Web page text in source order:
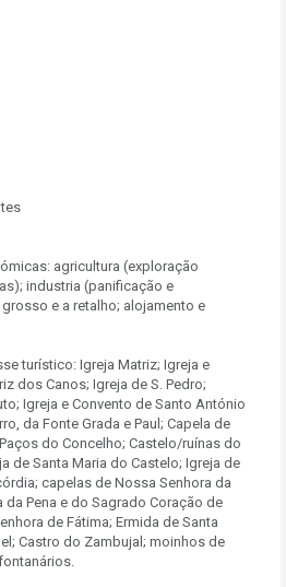
agricultura (exploração
industria (panificação e
e a retalho; alojamento e
turístico: Igreja Matriz; Igreja e
dos Canos; Igreja de S. Pedro;
Igreja e Convento de Santo António
da Fonte Grada e Paul; Capela de
do Concelho; Castelo/ruínas do
de Santa Maria do Castelo; Igreja de
capelas de Nossa Senhora da
da Pena e do Sagrado Coração de
de Fátima; Ermida de Santa
Castro do Zambujal; moinhos de